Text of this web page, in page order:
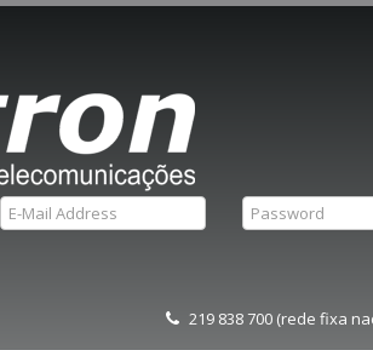
219 838 700 (rede fixa